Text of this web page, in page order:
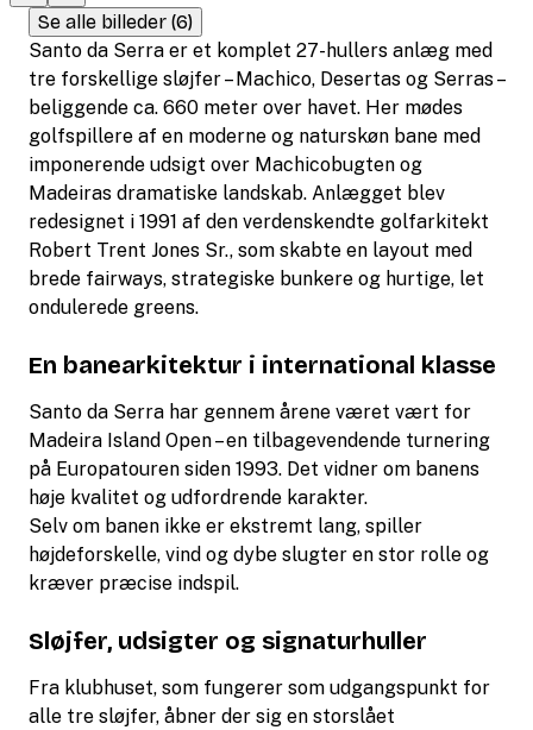
Se alle billeder (6)
Santo da Serra er et komplet 27-hullers anlæg med
tre forskellige sløjfer – Machico, Desertas og Serras –
beliggende ca. 660 meter over havet. Her mødes
golfspillere af en moderne og naturskøn bane med
imponerende udsigt over Machicobugten og
Madeiras dramatiske landskab. Anlægget blev
redesignet i 1991 af den verdenskendte golfarkitekt
Robert Trent Jones Sr., som skabte en layout med
brede fairways, strategiske bunkere og hurtige, let
ondulerede greens.
En banearkitektur i international klasse
Santo da Serra har gennem årene været vært for
Madeira Island Open – en tilbagevendende turnering
på Europatouren siden 1993. Det vidner om banens
høje kvalitet og udfordrende karakter.
Selv om banen ikke er ekstremt lang, spiller
højdeforskelle, vind og dybe slugter en stor rolle og
kræver præcise indspil.
Sløjfer, udsigter og signaturhuller
Fra klubhuset, som fungerer som udgangspunkt for
alle tre sløjfer, åbner der sig en storslået